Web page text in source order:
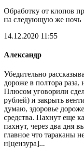
Обработку от клопов
на следующую же ночь
14.12.2020 11:55
Александр
Убедительно
дороже в полтора раза,
Плюсом уговорили
рублей) и закрыть
думаю, здоровье
средства. Пахнут еще
пахнут, через два дня
главное что тараканы
н[цензура]...